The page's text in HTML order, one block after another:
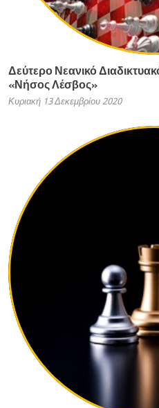
Δεύτερο Νεανικό
«Νήσος Λέσβος»
Κυριακή 13 Δεκεμβρίου 2020